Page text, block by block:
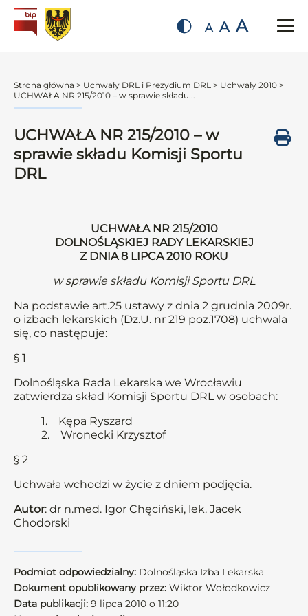
A A A
Strona główna > Uchwały DRL i Prezydium DRL > Uchwały 2010 >
UCHWAŁA NR 215/2010 – w sprawie składu...
UCHWAŁA NR 215/2010 – w
sprawie składu Komisji Sportu
DRL
UCHWAŁA NR 215/2010
DOLNOŚLĄSKIEJ RADY LEKARSKIEJ
Z DNIA 8 LIPCA 2010 ROKU
w sprawie składu Komisji Sportu DRL
Na podstawie art.25 ustawy z dnia 2 grudnia 2009r.
o izbach lekarskich (Dz.U. nr 219 poz.1708) uchwala
się, co następuje:
§ 1
Dolnośląska Rada Lekarska we Wrocławiu
zatwierdza skład Komisji Sportu DRL w osobach:
1. Kępa Ryszard
2. Wronecki Krzysztof
§ 2
Uchwała wchodzi w życie z dniem podjęcia.
Autor: dr n.med. Igor Chęciński, lek. Jacek
Chodorski
Podmiot odpowiedzialny: Dolnośląska Izba Lekarska
Dokument opublikowany przez: Wiktor Wołodkowicz
Data publikacji: 9 lipca 2010 o 11:20